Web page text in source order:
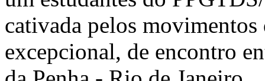
cativada pelos
excepcional, de encontro